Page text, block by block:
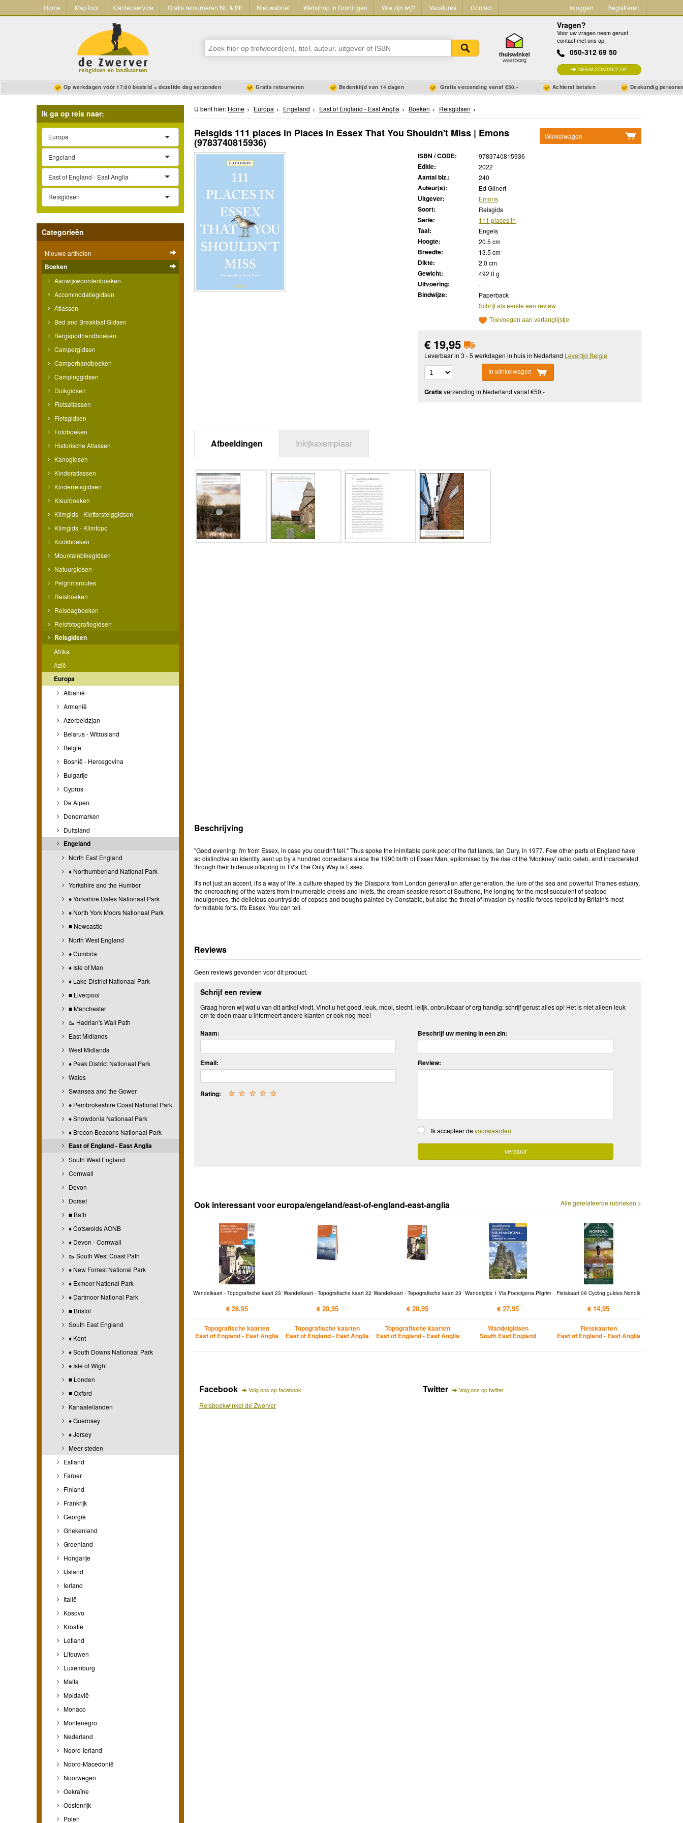
Home MapTool Klantenservice Gratis retourneren NL & BE Nieuwsbrief Webshop in Groningen Wie zijn wij? Vacatures Contact Inloggen Registreren
Vragen?
Voor uw vragen neem gerust
contact met ons op!
050-312 69 50
NEEM CONTACT OP
Op werkdagen vóór 17:00 besteld = dezelfde dag verzonden Gratis retourneren Bedenktijd van 14 dagen Gratis verzending vanaf €50,- Achteraf betalen Deskundig
Ik ga op reis naar:
Europa
Engeland
East of England - East Anglia
Reisgidsen
Categorieën
Nieuwe artikelen
Boeken
Aanwijswoordenboeken
Accommodatiegidsen
Atlassen
Bed and Breakfast Gidsen
Bergsporthandboeken
Campergidsen
Camperhandboeken
Campinggidsen
Duikgidsen
Fietsatlassen
Fietsgidsen
Fotoboeken
Historische Atlassen
Kanogidsen
Kinderatlassen
Kinderreisgidsen
Kleurboeken
Klimgids - Klettersteiggidsen
Klimgids - Klimtopo
Kookboeken
Mountainbikegidsen
Natuurgidsen
Pelgrimsroutes
Reisboeken
Reisdagboeken
Reisfotografiegidsen
Reisgidsen
Afrika
Azië
Europa
Albanië
Armenië
Azerbeidzjan
Belarus - Witrusland
België
Bosnië - Hercegovina
Bulgarije
Cyprus
De Alpen
Denemarken
Duitsland
Engeland
North East England
♦ Northumberland National Park
Yorkshire and the Humber
♦ Yorkshire Dales Nationaal Park
♦ North York Moors Nationaal Park
■ Newcastle
North West England
♦ Cumbria
♦ Isle of Man
♦ Lake District Nationaal Park
■ Liverpool
■ Manchester
🥾 Hadrian's Wall Path
East Midlands
West Midlands
♦ Peak District Nationaal Park
Wales
Swansea and the Gower
♦ Pembrokeshire Coast National Park
♦ Snowdonia Nationaal Park
♦ Brecon Beacons Nationaal Park
East of England - East Anglia
South West England
Cornwall
Devon
Dorset
■ Bath
♦ Cotswolds AONB
♦ Devon - Cornwall
🥾 South West Coast Path
♦ New Forrest National Park
♦ Exmoor National Park
♦ Dartmoor National Park
■ Bristol
South East England
♦ Kent
♦ South Downs Nationaal Park
♦ Isle of Wight
■ Londen
■ Oxford
Kanaaleilanden
♦ Guernsey
♦ Jersey
Meer steden
Estland
Faroer
Finland
Frankrijk
Georgië
Griekenland
Groenland
Hongarije
IJsland
Ierland
Italië
Kosovo
Kroatië
Letland
Litouwen
Luxemburg
Malta
Moldavië
Monaco
Montenegro
Nederland
Noord-Ierland
Noord-Macedonië
Noorwegen
Oekraïne
Oostenrijk
Polen
U bent hier: Home Europa Engeland East of England - East Anglia Boeken Reisgidsen
Winkelwagen
Reisgids 111 places in Places in Essex That You Shouldn't Miss | Emons
(9783740815936)
ISBN / CODE: 9783740815936
Editie: 2022
Aantal blz.: 240
Auteur(s): Ed Glinert
Uitgever: Emons
Soort: Reisgids
Serie: 111 places in
Taal: Engels
Hoogte: 20.5 cm
Breedte: 13.5 cm
Dikte: 2.0 cm
Gewicht: 492.0 g
Uitvoering: -
Bindwijze:
Paperback
Schrijf als eerste een review
Toevoegen aan verlanglijstje
€ 19,95
Leverbaar in 3 - 5 werkdagen in huis in Nederland Levertijd Belgie
In winkelwagen
Gratisverzending in Nederland vanaf €50,-
Afbeeldingen Inkijkexemplaar
Beschrijving
"Good evening. I'm from Essex, in case you couldn't tell." Thus spoke the inimitable punk poet of the flat lands, Ian Dury, in 1977. Few other parts of England have
so distinctive an identity, sent up by a hundred comedians since the 1990 birth of Essex Man, epitomised by the rise of the 'Mockney' radio celeb, and incarcerated
through their hideous offspring in TV's The Only Way is Essex.
It's not just an accent, it's a way of life, a culture shaped by the Diaspora from London generation after generation, the lure of the sea and powerful Thames estuary,
the encroaching of the waters from innumerable creeks and inlets, the dream seaside resort of Southend, the longing for the most succulent of seafood
indulgences, the delicious countryside of copses and boughs painted by Constable, but also the threat of invasion by hostile forces repelled by Britain's most
formidable forts. It's Essex. You can tell.
Reviews
Geen reviews gevonden voor dit product.
Schrijf een review
Graag horen wij wat u van dit artikel vindt. Vindt u het goed, leuk, mooi, slecht, lelijk, onbruikbaar of erg handig: schrijf gerust alles op! Het is niet alleen leuk
om te doen maar u informeert andere klanten er ook nog mee!
Naam:
Email:
Rating: ☆
☆
☆
☆
☆
Beschrijf uw mening in een zin:
Review:
Ik accepteer devoorwaarden
Alle gerelateerde rubrieken >
Ook interessant voor europa/engeland/east-of-england-east-anglia
Wandelkaart - Topografische kaart 23
€ 26,95
Topografische kaarten
East of England - East Anglia
Wandelkaart - Topografische kaart 22
€ 20,95
Topografische kaarten
East of England - East Anglia
Wandelkaart - Topografische kaart 23
€ 20,95
Topografische kaarten
East of England - East Anglia
Wandelgids 1 Via Francigena Pilgrim
€ 27,95
Wandelgidsen
South East England
Fietskaart 09 Cycling guides Norfolk
€ 14,95
Fietskaarten
East of England - East Anglia
Facebook Volg ons op facebook
Reisboekwinkel de Zwerver
Twitter Volg ons op twitter